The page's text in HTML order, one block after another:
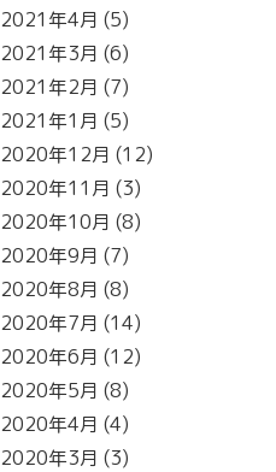
2021年4月 (5)
2021年3月 (6)
2021年2月 (7)
2021年1月 (5)
2020年12月 (12)
2020年11月 (3)
2020年10月 (8)
2020年9月 (7)
2020年8月 (8)
2020年7月 (14)
2020年6月 (12)
2020年5月 (8)
2020年4月 (4)
2020年3月 (3)